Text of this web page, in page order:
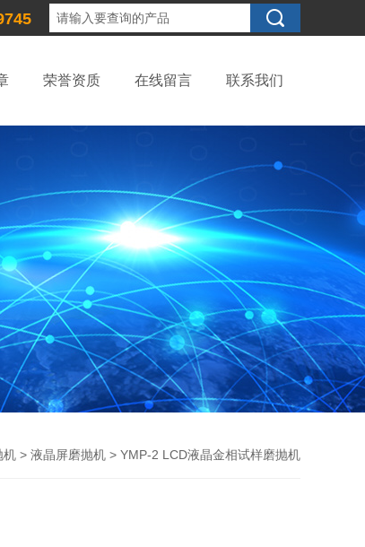
荣誉资质 在线留言 联系我们
机 > 液晶屏磨抛机 > YMP-2 LCD液晶金相试样磨抛机